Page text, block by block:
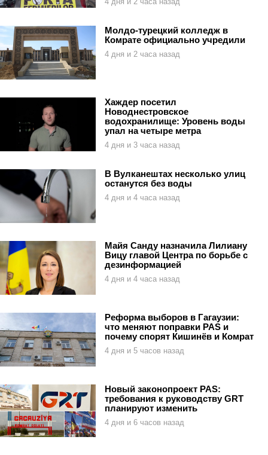
Молдо-турецкий колледж в
Комрате официально учредили
4 дня и 2 часа назад
Хаждер посетил
Новоднестровское
водохранилище: Уровень воды
упал на четыре метра
4 дня и 3 часа назад
В Вулканештах несколько улиц
останутся без воды
4 дня и 4 часа назад
Майя Санду назначила Лилиану
Вицу главой Центра по борьбе с
дезинформацией
4 дня и 4 часа назад
Реформа выборов в Гагаузии:
что меняют поправки PAS и
почему спорят Кишинёв и Комрат
4 дня и 5 часов назад
Новый законопроект PAS:
требования к руководству GRT
планируют изменить
4 дня и 6 часов назад